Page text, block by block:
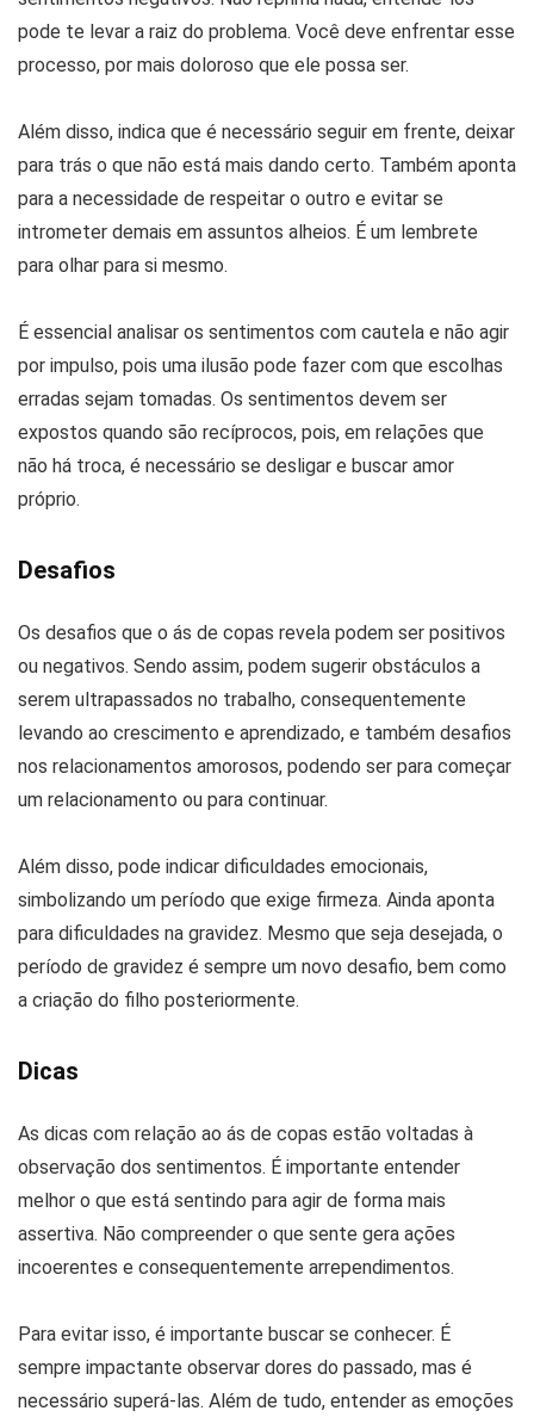
pode te levar a raiz do problema. Você deve enfrentar esse
processo, por mais doloroso que ele possa ser.
Além disso, indica que é necessário seguir em frente, deixar
para trás o que não está mais dando certo. Também aponta
para a necessidade de respeitar o outro e evitar se
intrometer demais em assuntos alheios. É um lembrete
para olhar para si mesmo.
É essencial analisar os sentimentos com cautela e não agir
por impulso, pois uma ilusão pode fazer com que escolhas
erradas sejam tomadas. Os sentimentos devem ser
expostos quando são recíprocos, pois, em relações que
não há troca, é necessário se desligar e buscar amor
próprio.
Desafios
Os desafios que o ás de copas revela podem ser positivos
ou negativos. Sendo assim, podem sugerir obstáculos a
serem ultrapassados no trabalho, consequentemente
levando ao crescimento e aprendizado, e também desafios
nos relacionamentos amorosos, podendo ser para começar
um relacionamento ou para continuar.
Além disso, pode indicar dificuldades emocionais,
simbolizando um período que exige firmeza. Ainda aponta
para dificuldades na gravidez. Mesmo que seja desejada, o
período de gravidez é sempre um novo desafio, bem como
a criação do filho posteriormente.
Dicas
As dicas com relação ao ás de copas estão voltadas à
observação dos sentimentos. É importante entender
melhor o que está sentindo para agir de forma mais
assertiva. Não compreender o que sente gera ações
incoerentes e consequentemente arrependimentos.
Para evitar isso, é importante buscar se conhecer. É
sempre impactante observar dores do passado, mas é
necessário superá-las. Além de tudo, entender as emoções